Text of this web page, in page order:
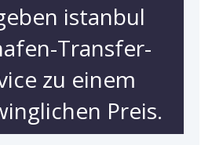
istanbul
Transfer-
zu einem
Preis.